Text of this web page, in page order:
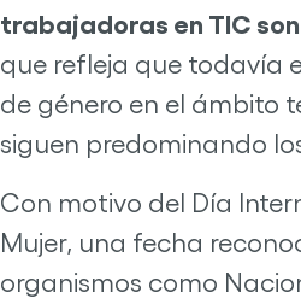
trabajadoras en TIC
que refleja que todavía
de género en el ámbito
siguen predominando
Con motivo del Día
Mujer, una fecha
organismos como